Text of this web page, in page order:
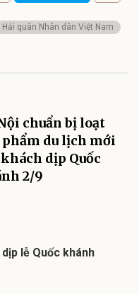
Hải quân Nhân dân Việt Nam
chuẩn bị loạt
phẩm du lịch mới
dịp Quốc
2/9
dịp lễ Quốc khánh